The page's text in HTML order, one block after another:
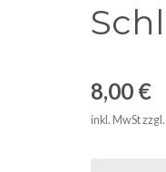
8,00 €
inkl. MwSt zzgl.